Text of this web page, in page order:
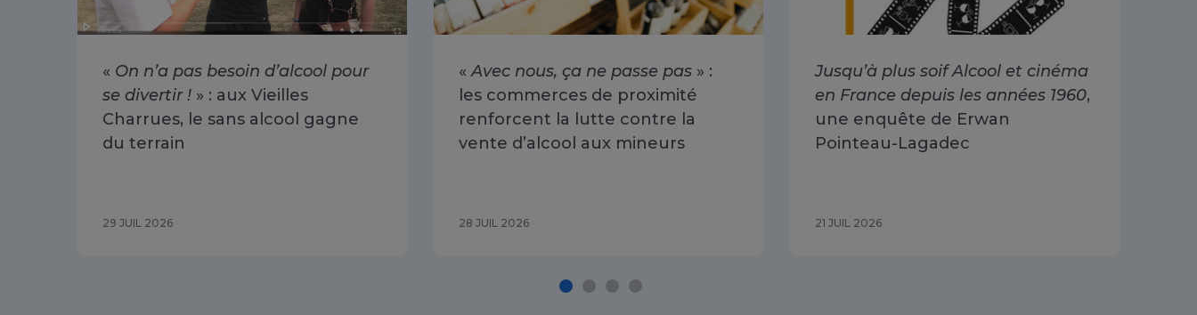
« On n’a pas besoin d’alcool pour
se divertir ! » : aux Vieilles
Charrues, le sans alcool gagne
du terrain
29 JUIL 2026
«Avec nous, ça ne passe pas » :
les commerces de proximité
renforcent la lutte contre la
vente d’alcool aux mineurs
28 JUIL 2026
Jusqu’à plus soif Alcool et cinéma
en France depuis les années 1960,
une enquête de Erwan
Pointeau-Lagadec
21 JUIL 2026